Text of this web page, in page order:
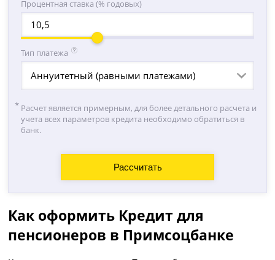
Процентная ставка (% годовых)
Тип платежа
Аннуитетный (равными платежами)
Расчет является примерным, для более детального расчета и
учета всех параметров кредита необходимо обратиться в
банк.
Как оформить Кредит для
пенсионеров в Примсоцбанке